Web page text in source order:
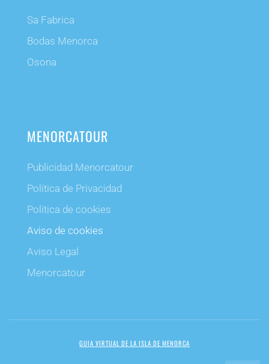
Sa Fabrica
Bodas Menorca
Osona
MENORCATOUR
Publicidad Menorcatour
Política de Privacidad
Política de cookies
Aviso de cookies
Aviso Legal
Menorcatour
GUIA VIRTUAL DE LA ISLA DE MENORCA